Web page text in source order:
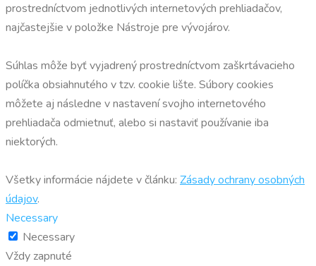
prostredníctvom jednotlivých internetových prehliadačov,
najčastejšie v položke Nástroje pre vývojárov.
Súhlas môže byť vyjadrený prostredníctvom zaškrtávacieho
políčka obsiahnutého v tzv. cookie lište. Súbory cookies
môžete aj následne v nastavení svojho internetového
prehliadača odmietnuť, alebo si nastaviť používanie iba
niektorých.
Všetky informácie nájdete v článku: Zásady ochrany osobných
údajov.
Necessary
Necessary
Vždy zapnuté